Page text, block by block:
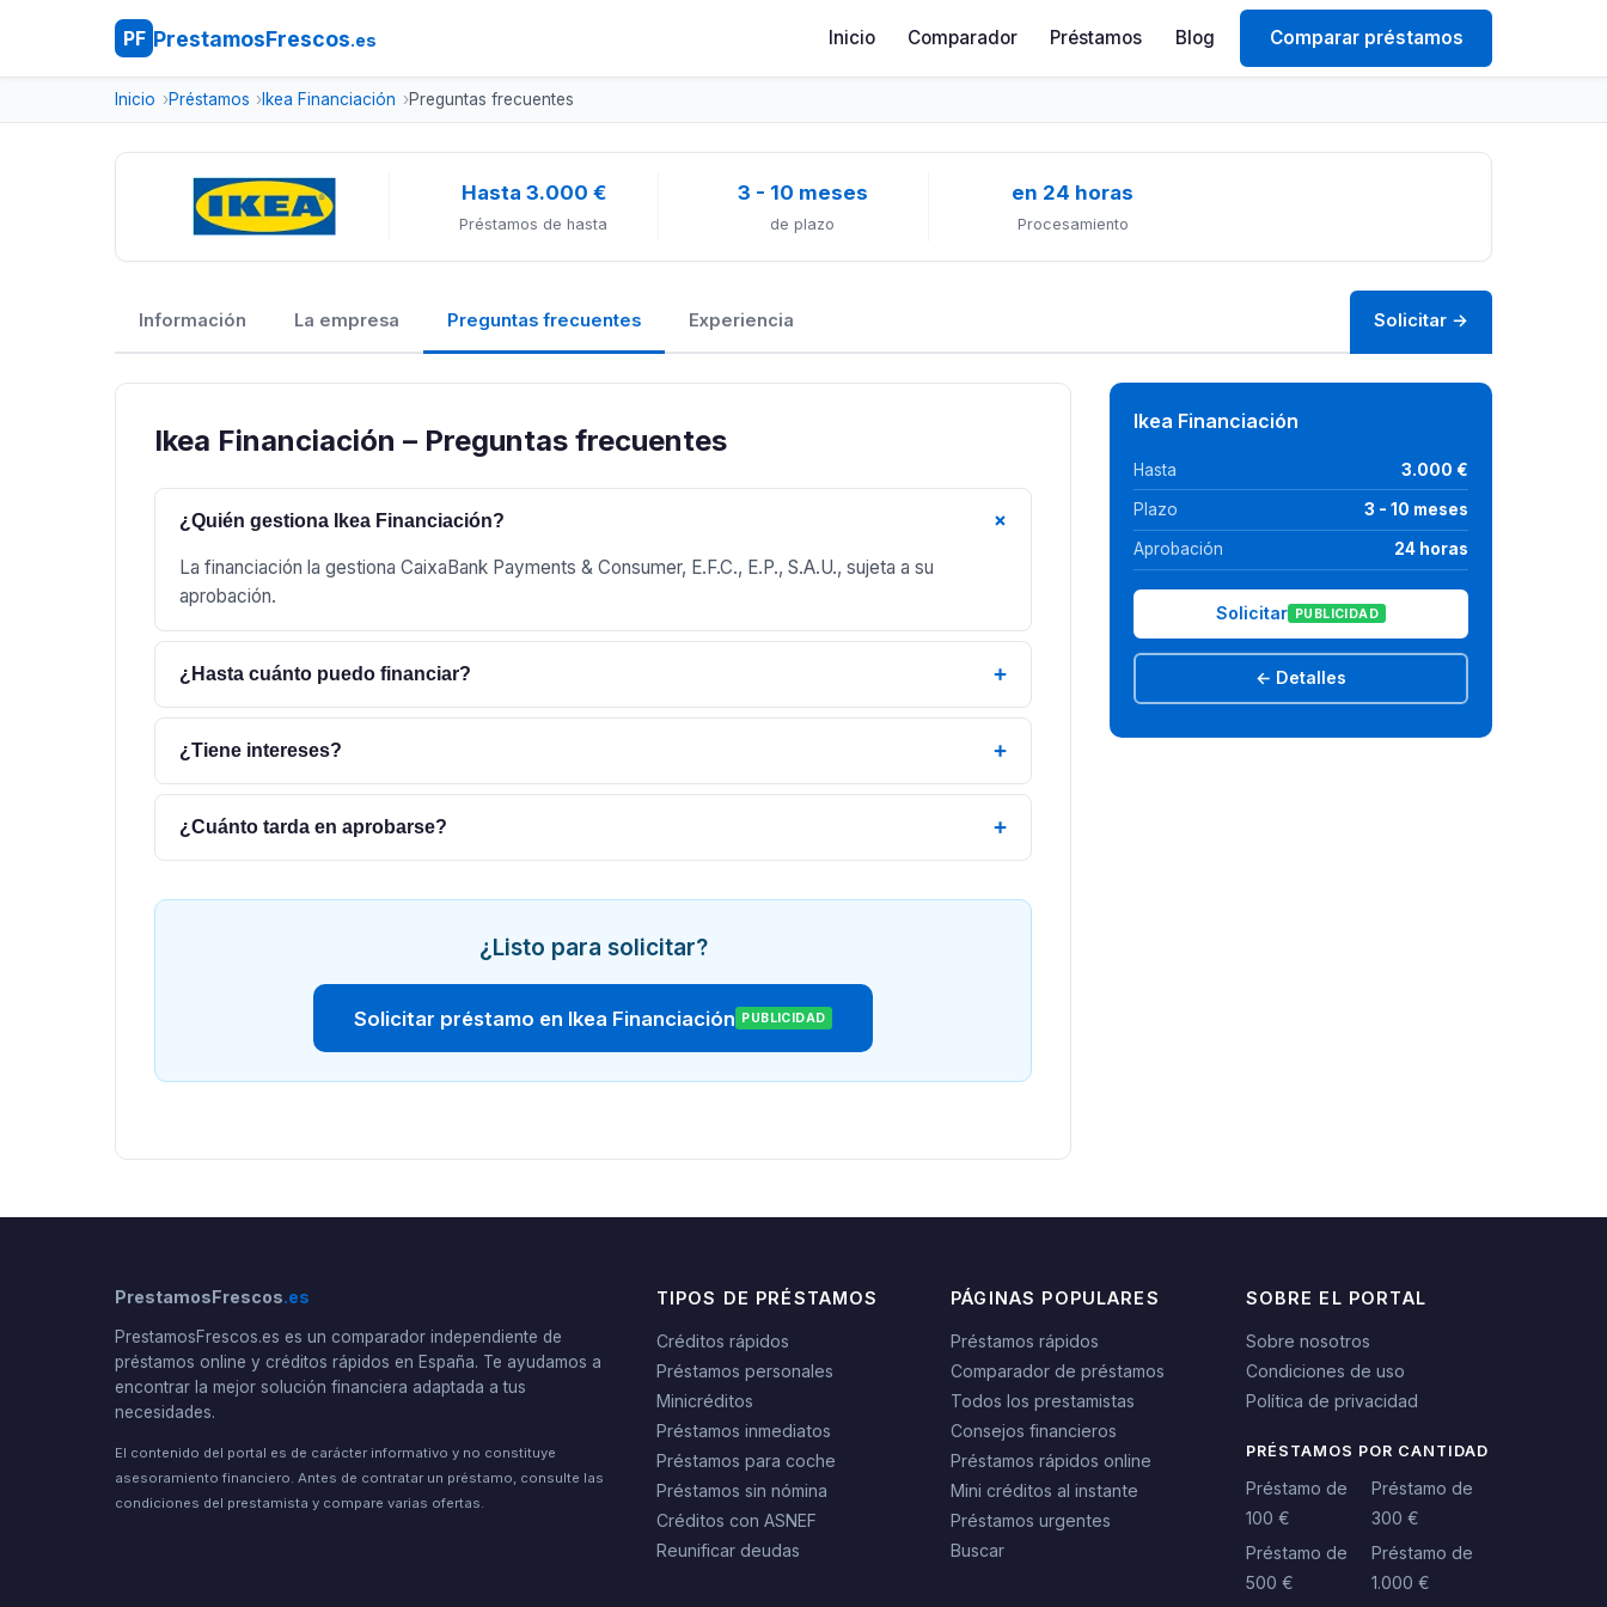
PF PrestamosFrescos.es Inicio Comparador Préstamos Blog Comparar préstamos
Inicio Préstamos Ikea Financiación Preguntas frecuentes
Hasta 3.000 €
Préstamos de hasta
3 - 10 meses
de plazo
en 24 horas
Procesamiento
Información La empresa Preguntas frecuentes Experiencia Solicitar →
Ikea Financiación – Preguntas frecuentes
¿Quién gestiona Ikea Financiación? +
La financiación la gestiona CaixaBank Payments & Consumer, E.F.C., E.P., S.A.U., sujeta a su
aprobación.
¿Hasta cuánto puedo financiar? +
¿Tiene intereses? +
¿Cuánto tarda en aprobarse? +
¿Listo para solicitar?
Solicitar préstamo en Ikea Financiación PUBLICIDAD
Ikea Financiación
Hasta 3.000 €
Plazo 3 - 10 meses
Aprobación 24 horas
Solicitar PUBLICIDAD
← Detalles
PrestamosFrescos.es
PrestamosFrescos.es es un comparador independiente de
préstamos online y créditos rápidos en España. Te ayudamos a
encontrar la mejor solución financiera adaptada a tus
necesidades.
El contenido del portal es de carácter informativo y no constituye
asesoramiento financiero. Antes de contratar un préstamo, consulte las
condiciones del prestamista y compare varias ofertas.
TIPOS DE PRÉSTAMOS
Créditos rápidos
Préstamos personales
Minicréditos
Préstamos inmediatos
Préstamos para coche
Préstamos sin nómina
Créditos con ASNEF
Reunificar deudas
PÁGINAS POPULARES
Préstamos rápidos
Comparador de préstamos
Todos los prestamistas
Consejos financieros
Préstamos rápidos online
Mini créditos al instante
Préstamos urgentes
Buscar
SOBRE EL PORTAL
Sobre nosotros
Condiciones de uso
Política de privacidad
PRÉSTAMOS POR CANTIDAD
Préstamo de
100 €
Préstamo de
300 €
Préstamo de
500 €
Préstamo de
1.000 €